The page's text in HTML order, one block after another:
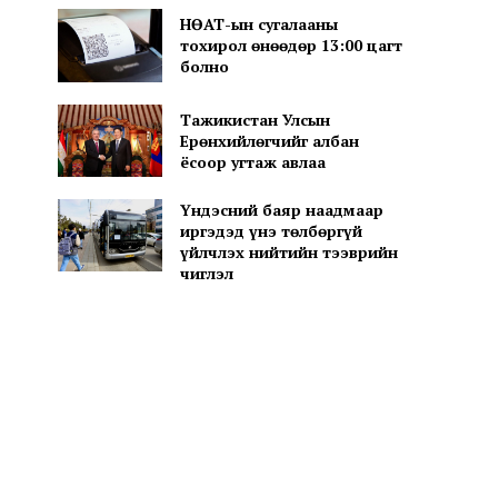
НӨАТ-ын сугалааны
тохирол өнөөдөр 13:00 цагт
болно
Тажикистан Улсын
Ерөнхийлөгчийг албан
ёсоор угтаж авлаа
Үндэсний баяр наадмаар
иргэдэд үнэ төлбөргүй
үйлчлэх нийтийн тээврийн
чиглэл